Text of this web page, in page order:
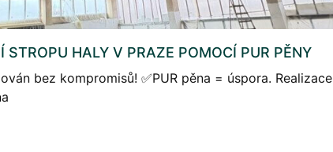
STROPU HALY V PRAZE POMOCÍ PUR PĚNY
bez kompromisů! ✅PUR pěna = úspora. Realizace